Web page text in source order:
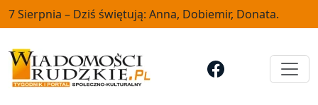
7 Sierpnia – Dziś świętują: Anna, Dobiemir, Donata.